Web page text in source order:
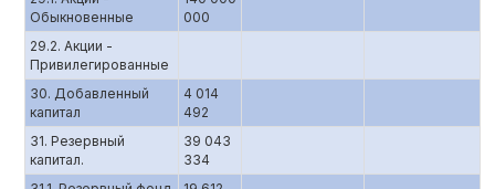
Обыкновенные
000
29.2. Акции -
Привилегированные
30. Добавленный
капитал
4 014
492
31. Резервный
капитал.
39 043
334